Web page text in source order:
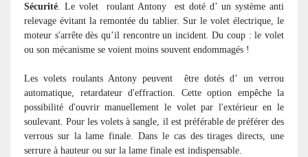
Sécurité . Le volet roulant Antony
est doté d’ un système anti
relevage évitant la remontée du tablier. Sur le volet électrique, le
moteur s'arrête dès qu’il rencontre un incident. Du coup : le volet
ou son mécanisme se voient moins souvent endommagés !
Les volets roulants Antony peuvent
être dotés d’ un verrou
automatique, retardateur d'effraction. Cette option empêche la
possibilité d'ouvrir manuellement le volet par l'extérieur en le
soulevant. Pour les volets à sangle, il est préférable de préférer des
verrous sur la lame finale. Dans le cas des tirages directs, une
serrure à hauteur ou sur la lame finale est indispensable.